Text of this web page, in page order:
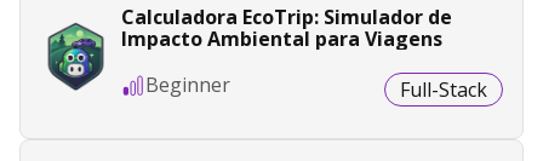
Calculadora EcoTrip: Simulador de
Impacto Ambiental para Viagens
Beginner
Full-Stack